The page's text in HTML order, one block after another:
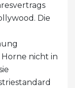
Die
nicht in